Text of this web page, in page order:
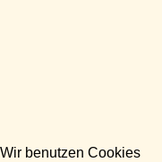
Wir benutzen Cookies